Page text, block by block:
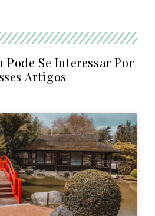
Pode Se Interessar Por
Artigos